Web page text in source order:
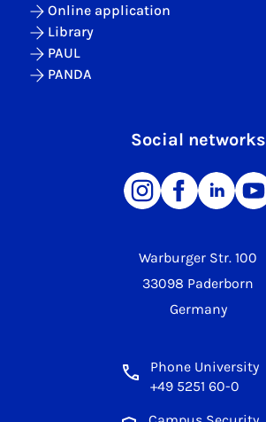
Warburger Str. 100
33098 Paderborn
Germany
Phone University
+49 5251 60-0
Online application
Library
PAUL
PANDA
Social networks